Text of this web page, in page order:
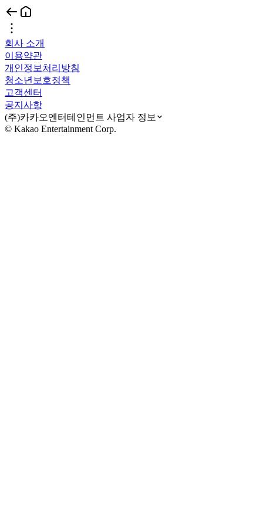
회사 소개
이용약관
개인정보처리방침
청소년보호정책
고객센터
공지사항
(주)카카오엔터테인먼트 사업자 정보
© Kakao Entertainment Corp.